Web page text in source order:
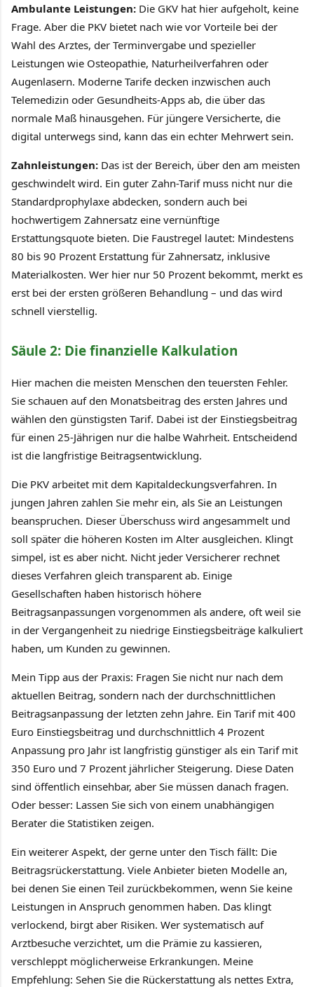
Ambulante Leistungen: Die GKV hat hier aufgeholt, keine
Frage. Aber die PKV bietet nach wie vor Vorteile bei der
Wahl des Arztes, der Terminvergabe und spezieller
Leistungen wie Osteopathie, Naturheilverfahren oder
Augenlasern. Moderne Tarife decken inzwischen auch
Telemedizin oder Gesundheits-Apps ab, die über das
normale Maß hinausgehen. Für jüngere Versicherte, die
digital unterwegs sind, kann das ein echter Mehrwert sein.
Zahnleistungen: Das ist der Bereich, über den am meisten
geschwindelt wird. Ein guter Zahn-Tarif muss nicht nur die
Standardprophylaxe abdecken, sondern auch bei
hochwertigem Zahnersatz eine vernünftige
Erstattungsquote bieten. Die Faustregel lautet: Mindestens
80 bis 90 Prozent Erstattung für Zahnersatz, inklusive
Materialkosten. Wer hier nur 50 Prozent bekommt, merkt es
erst bei der ersten größeren Behandlung – und das wird
schnell vierstellig.
Säule 2: Die finanzielle Kalkulation
Hier machen die meisten Menschen den teuersten Fehler.
Sie schauen auf den Monatsbeitrag des ersten Jahres und
wählen den günstigsten Tarif. Dabei ist der Einstiegsbeitrag
für einen 25-Jährigen nur die halbe Wahrheit. Entscheidend
ist die langfristige Beitragsentwicklung.
Die PKV arbeitet mit dem Kapitaldeckungsverfahren. In
jungen Jahren zahlen Sie mehr ein, als Sie an Leistungen
beanspruchen. Dieser Überschuss wird angesammelt und
soll später die höheren Kosten im Alter ausgleichen. Klingt
simpel, ist es aber nicht. Nicht jeder Versicherer rechnet
dieses Verfahren gleich transparent ab. Einige
Gesellschaften haben historisch höhere
Beitragsanpassungen vorgenommen als andere, oft weil sie
in der Vergangenheit zu niedrige Einstiegsbeiträge kalkuliert
haben, um Kunden zu gewinnen.
Mein Tipp aus der Praxis: Fragen Sie nicht nur nach dem
aktuellen Beitrag, sondern nach der durchschnittlichen
Beitragsanpassung der letzten zehn Jahre. Ein Tarif mit 400
Euro Einstiegsbeitrag und durchschnittlich 4 Prozent
Anpassung pro Jahr ist langfristig günstiger als ein Tarif mit
350 Euro und 7 Prozent jährlicher Steigerung. Diese Daten
sind öffentlich einsehbar, aber Sie müssen danach fragen.
Oder besser: Lassen Sie sich von einem unabhängigen
Berater die Statistiken zeigen.
Ein weiterer Aspekt, der gerne unter den Tisch fällt: Die
Beitragsrückerstattung. Viele Anbieter bieten Modelle an,
bei denen Sie einen Teil zurückbekommen, wenn Sie keine
Leistungen in Anspruch genommen haben. Das klingt
verlockend, birgt aber Risiken. Wer systematisch auf
Arztbesuche verzichtet, um die Prämie zu kassieren,
verschleppt möglicherweise Erkrankungen. Meine
Empfehlung: Sehen Sie die Rückerstattung als nettes Extra,